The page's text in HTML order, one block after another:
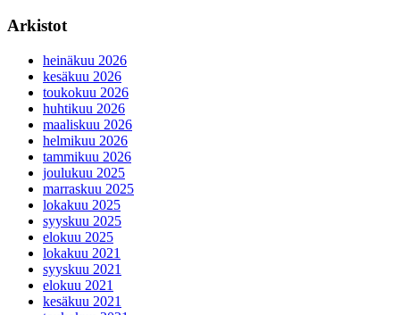
Arkistot
heinäkuu 2026
kesäkuu 2026
toukokuu 2026
huhtikuu 2026
maaliskuu 2026
helmikuu 2026
tammikuu 2026
joulukuu 2025
marraskuu 2025
lokakuu 2025
syyskuu 2025
elokuu 2025
lokakuu 2021
syyskuu 2021
elokuu 2021
kesäkuu 2021